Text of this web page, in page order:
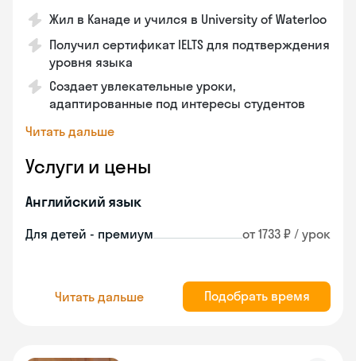
Жил в Канаде и учился в University of Waterloo
Получил сертификат IELTS для подтверждения
уровня языка
Создает увлекательные уроки,
адаптированные под интересы студентов
Читать дальше
Услуги и цены
Английский язык
Для детей - премиум от 1733 ₽ / урок
Читать дальше Подобрать время